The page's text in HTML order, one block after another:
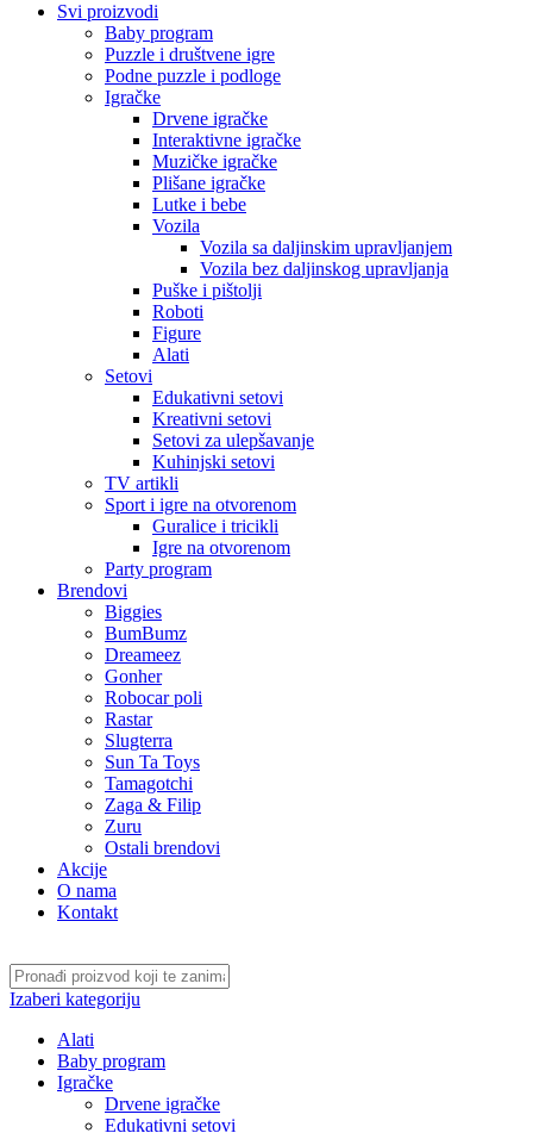
Svi proizvodi
Baby program
Puzzle i društvene igre
Podne puzzle i podloge
Igračke
Drvene igračke
Interaktivne igračke
Muzičke igračke
Plišane igračke
Lutke i bebe
Vozila
Vozila sa daljinskim upravljanjem
Vozila bez daljinskog upravljanja
Puške i pištolji
Roboti
Figure
Alati
Setovi
Edukativni setovi
Kreativni setovi
Setovi za ulepšavanje
Kuhinjski setovi
TV artikli
Sport i igre na otvorenom
Guralice i tricikli
Igre na otvorenom
Party program
Brendovi
Biggies
BumBumz
Dreameez
Gonher
Robocar poli
Rastar
Slugterra
Sun Ta Toys
Tamagotchi
Zaga & Filip
Zuru
Ostali brendovi
Akcije
O nama
Kontakt
Izaberi kategoriju
Alati
Baby program
Igračke
Drvene igračke
Edukativni setovi